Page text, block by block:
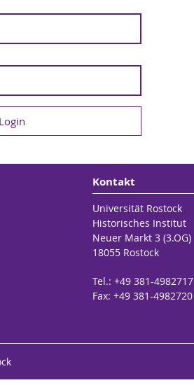
Kontakt
Universität Rostock
Historisches Institut
Neuer Markt 3 (3.OG)
18055 Rostock
Tel.: +49 381-4982717
Fax: +49 381-4982720